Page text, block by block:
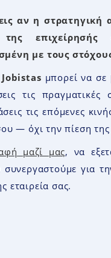
αν η στρατηγική
της επιχείρησής
με τους
Jobistas μπορεί να σε
τις πραγματικές
τις επόμενες
— όχι την πίεση
μαζί μας, να
για
εταιρεία σας.